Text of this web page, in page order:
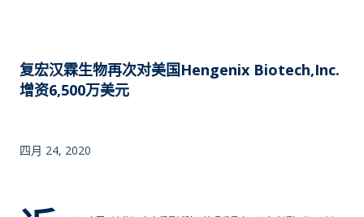
复宏汉霖生物再次对美国Hengenix Biotech,Inc.
增资6,500万美元
四月 24, 2020